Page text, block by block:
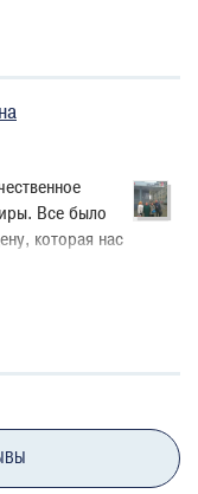
Все было
которая нас